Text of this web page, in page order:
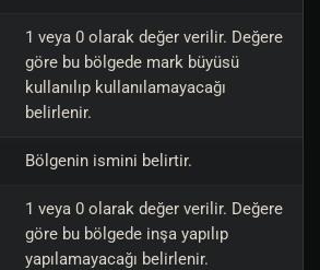
1 veya 0 olarak değer verilir. Değere
göre bu bölgede mark büyüsü
kullanılıp kullanılamayacağı
belirlenir.
Bölgenin ismini belirtir.
1 veya 0 olarak değer verilir. Değere
göre bu bölgede inşa yapılıp
yapılamayacağı belirlenir.